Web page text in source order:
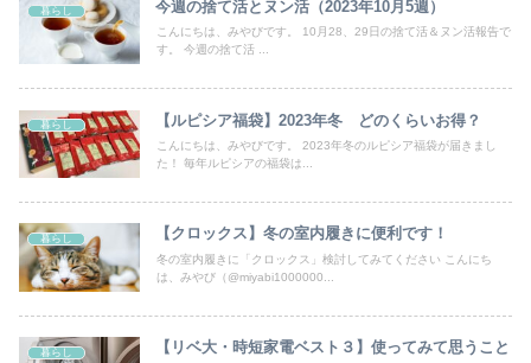
暮らし 今週の捨て活とヌン活（2023年10月5週）
こんにちは、みやびです。 10月28、29日の捨て活＆ヌン活報告で
す。 今週の捨て活 ...
暮らし 【ルピシア福袋】2023年冬 どのくらいお得？
こんにちは、みやびです。 2023年冬のルピシア福袋が届きまし
た！ 毎年ルピシアの福袋は...
暮らし 【クロックス】冬の室内履きに便利です！
冬の室内履きに「クロックス」検討してみてください こんにち
は、みやび（@miyabi1000000...
暮らし 【リベ大・時短家電ベスト３】使ってみて思うこと